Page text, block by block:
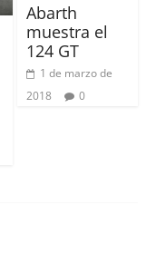
Abarth
muestra el
124 GT
1 de marzo de
2018
0